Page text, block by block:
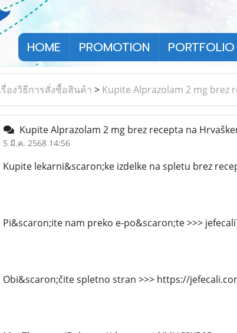
HOME PROMOTION PORTFOLIO
องวิธีการสั่งซื้อสินค้า > Kupite Alprazolam 2 mg brez
Kupite Alprazolam 2 mg brez recepta na
5 มี.ค. 2568 14:56
Kupite lekarni&scaron;ke izdelke na spletu brez
Pi&scaron;ite nam preko e-po&scaron;te >>>
Obi&scaron;čite spletno stran >>> https://